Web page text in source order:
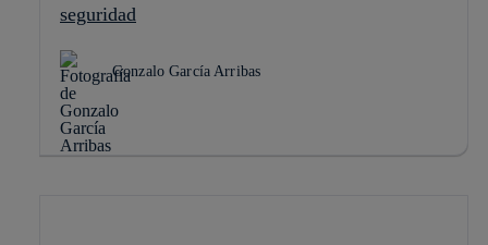
seguridad
Gonzalo García Arribas